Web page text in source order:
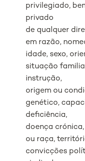
privilegiado,
privado
de qualquer
em razão,
idade, sexo,
situação
instrução,
origem ou
genético,
deficiência,
doença
ou raça,
convicções